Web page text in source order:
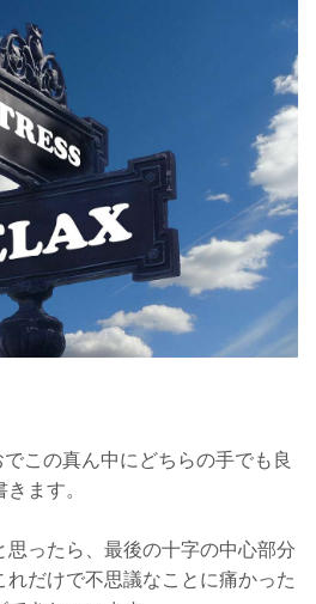
この真ん中にどちらの手でも良
ます。
ったら、最後の十字の中心部分
だけで不思議なことに痛かった